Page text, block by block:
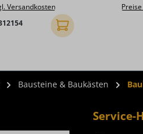
Versandkosten
In den Warenkorb
Bausteine & Baukästen
Service-